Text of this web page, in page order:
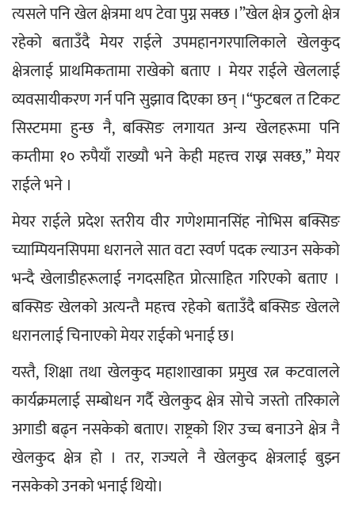
त्यसले पनि खेल क्षेत्रमा थप टेवा पुग्न सक्छ ।”खेल क्षेत्र ठुलो क्षेत्र
रहेको बताउँदै मेयर राईले उपमहानगरपालिकाले खेलकुद
क्षेत्रलाई प्राथमिकतामा राखेको बताए । मेयर राईले खेललाई
व्यवसायीकरण गर्न पनि सुझाव दिएका छन् ।“फुटबल त टिकट
सिस्टममा हुन्छ नै, बक्सिङ लगायत अन्य खेलहरूमा पनि
कम्तीमा १० रुपैयाँ राख्यौ भने केही महत्त्व राख्न सक्छ,” मेयर
राईले भने ।
मेयर राईले प्रदेश स्तरीय वीर गणेशमानसिंह नोभिस बक्सिङ
च्याम्पियनसिपमा धरानले सात वटा स्वर्ण पदक ल्याउन सकेको
भन्दै खेलाडीहरूलाई नगदसहित प्रोत्साहित गरिएको बताए ।
बक्सिङ खेलको अत्यन्तै महत्त्व रहेको बताउँदै बक्सिङ खेलले
धरानलाई चिनाएको मेयर राईको भनाई छ।
यस्तै, शिक्षा तथा खेलकुद महाशाखाका प्रमुख रत्न कटवालले
कार्यक्रमलाई सम्बोधन गर्दै खेलकुद क्षेत्र सोचे जस्तो तरिकाले
अगाडी बढ्न नसकेको बताए। राष्ट्रको शिर उच्च बनाउने क्षेत्र नै
खेलकुद क्षेत्र हो । तर, राज्यले नै खेलकुद क्षेत्रलाई बुझ्न
नसकेको उनको भनाई थियो।